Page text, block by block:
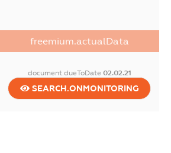
freemium.actualData
document.dueToDate 02.02.21
SEARCH.ONMONITORING